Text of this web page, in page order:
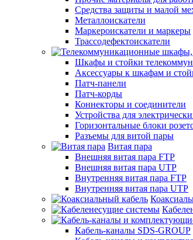
Средства защиты и малой
Металлоискатели
Маркероискатели и маркеры
Трассодефектоискатели
Шкафы и стойки
Аксессуары к шкафам и
Патч-панели
Патч-корды
Коннекторы и соединители
Устройства для
Горизонтальные блоки
Разъемы для витой пары
Витая пара
Внешняя витая пара FTP
Внешняя витая пара UTP
Внутренняя витая пара FTP
Внутренняя витая пара UTP
Кабель-каналы SDS-GROUP